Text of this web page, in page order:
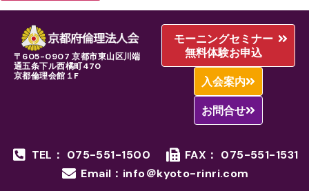
〒605-0907 京都市東山区川端
通五条下ル西橘町470
京都倫理会館１F
モーニングセミナー
無料体験お申込
入会案内
お問合せ
TEL： 075-551-1500
FAX： 075-551-1531
Email：info＠kyoto-rinri.com